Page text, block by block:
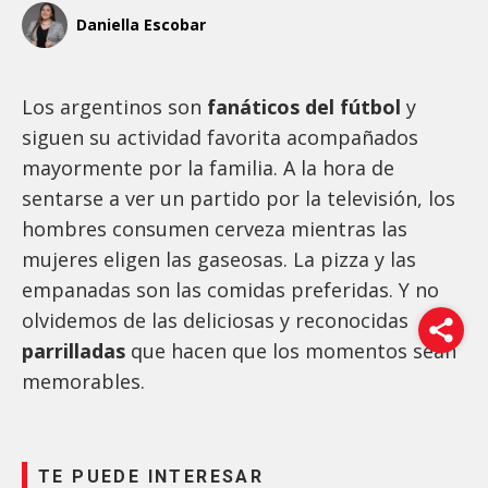
Daniella Escobar
Los argentinos son fanáticos del fútbol y
siguen su actividad favorita acompañados
mayormente por la familia. A la hora de
sentarse a ver un partido por la televisión, los
hombres consumen cerveza mientras las
mujeres eligen las gaseosas. La pizza y las
empanadas son las comidas preferidas. Y no
olvidemos de las deliciosas y reconocidas
parrilladas que hacen que los momentos sean
memorables.
TE PUEDE INTERESAR